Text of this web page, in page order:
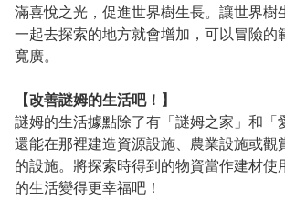
滿喜悅之光，促進世界樹生長。讓世界樹
一起去探索的地方就會增加，可以冒險的
寬廣。
【改善謎姆的生活吧！】
謎姆的生活據點除了有「謎姆之家」和「
還能在那裡建造資源設施、農業設施或觀
的設施。將探索時得到的物資當作建材使
的生活變得更幸福吧！